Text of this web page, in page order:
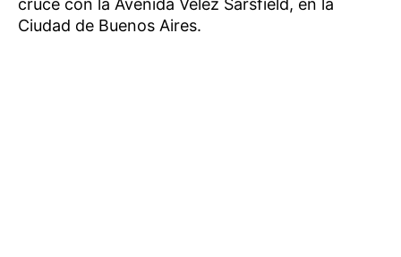
Ciudad de Buenos Aires.